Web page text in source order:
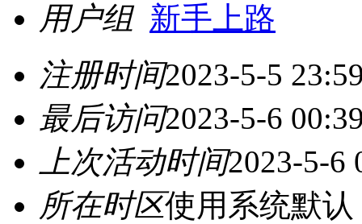
用户组 新手上路
注册时间2023-5-5
最后访问2023-5-6
上次活动时间2023-5-6
所在时区使用系统默认